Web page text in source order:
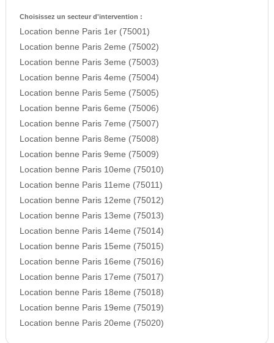
Choisissez un secteur d'intervention :
Location benne Paris 1er (75001)
Location benne Paris 2eme (75002)
Location benne Paris 3eme (75003)
Location benne Paris 4eme (75004)
Location benne Paris 5eme (75005)
Location benne Paris 6eme (75006)
Location benne Paris 7eme (75007)
Location benne Paris 8eme (75008)
Location benne Paris 9eme (75009)
Location benne Paris 10eme (75010)
Location benne Paris 11eme (75011)
Location benne Paris 12eme (75012)
Location benne Paris 13eme (75013)
Location benne Paris 14eme (75014)
Location benne Paris 15eme (75015)
Location benne Paris 16eme (75016)
Location benne Paris 17eme (75017)
Location benne Paris 18eme (75018)
Location benne Paris 19eme (75019)
Location benne Paris 20eme (75020)